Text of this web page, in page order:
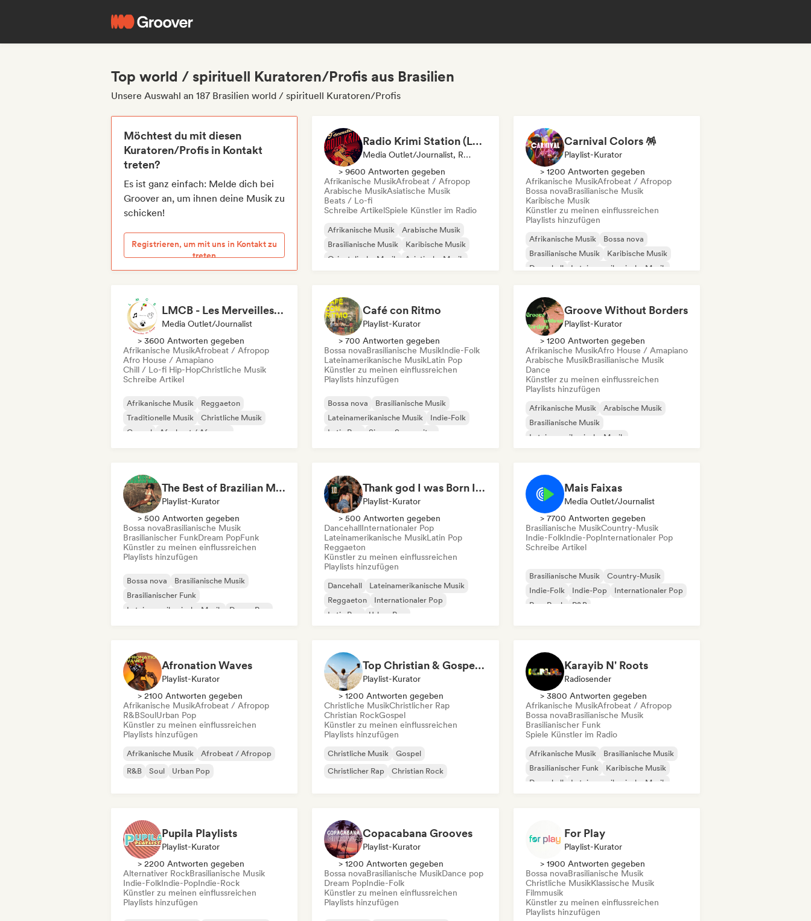
Top world / spirituell Kuratoren/Profis aus Brasilien
Unsere Auswahl an 187 Brasilien world / spirituell Kuratoren/Profis
Möchtest du mit diesen
Kuratoren/Profis in Kontakt
treten?
Es ist ganz einfach: Melde dich bei
Groover an, um ihnen deine Musik zu
schicken!
Registrieren, um mit uns in Kontakt zu
treten
Radio Krimi Station (La Radio)
Media Outlet/Journalist, Radiosender
> 9600 Antworten gegeben
Afrikanische MusikAfrobeat / Afropop
Arabische MusikAsiatische Musik
Beats / Lo-fi
Schreibe ArtikelSpiele Künstler im Radio
Afrikanische Musik
Arabische Musik
Brasilianische Musik
Karibische Musik
Orientalische Musik
Asiatische Musik
Carnival Colors 🪅
Playlist-Kurator
> 1200 Antworten gegeben
Afrikanische MusikAfrobeat / Afropop
Bossa novaBrasilianische Musik
Karibische Musik
Künstler zu meinen einflussreichen
Playlists hinzufügen
Afrikanische Musik
Bossa nova
Brasilianische Musik
Karibische Musik
Dancehall
Lateinamerikanische Musik
LMCB - Les Merveilles du Congo 🇨🇬
Media Outlet/Journalist
> 3600 Antworten gegeben
Afrikanische MusikAfrobeat / Afropop
Afro House / Amapiano
Chill / Lo-fi Hip-HopChristliche Musik
Schreibe Artikel
Afrikanische Musik
Reggaeton
Traditionelle Musik
Christliche Musik
Gospel
Afrobeat / Afropop
Café con Ritmo
Playlist-Kurator
> 700 Antworten gegeben
Bossa novaBrasilianische MusikIndie-Folk
Lateinamerikanische MusikLatin Pop
Künstler zu meinen einflussreichen
Playlists hinzufügen
Bossa nova
Brasilianische Musik
Lateinamerikanische Musik
Indie-Folk
Latin Pop
Singer-Songwriter
Groove Without Borders
Playlist-Kurator
> 1200 Antworten gegeben
Afrikanische MusikAfro House / Amapiano
Arabische MusikBrasilianische Musik
Dance
Künstler zu meinen einflussreichen
Playlists hinzufügen
Afrikanische Musik
Arabische Musik
Brasilianische Musik
Lateinamerikanische Musik
Indie-Dance
The Best of Brazilian Music 🇧🇷
Playlist-Kurator
> 500 Antworten gegeben
Bossa novaBrasilianische Musik
Brasilianischer FunkDream PopFunk
Künstler zu meinen einflussreichen
Playlists hinzufügen
Bossa nova
Brasilianische Musik
Brasilianischer Funk
Lateinamerikanische Musik
Dream Pop
Thank god I was Born In Latin America
Playlist-Kurator
> 500 Antworten gegeben
DancehallInternationaler Pop
Lateinamerikanische MusikLatin Pop
Reggaeton
Künstler zu meinen einflussreichen
Playlists hinzufügen
Dancehall
Lateinamerikanische Musik
Reggaeton
Internationaler Pop
Latin Pop
Urban Pop
Mais Faixas
Media Outlet/Journalist
> 7700 Antworten gegeben
Brasilianische MusikCountry-Musik
Indie-FolkIndie-PopInternationaler Pop
Schreibe Artikel
Brasilianische Musik
Country-Musik
Indie-Folk
Indie-Pop
Internationaler Pop
Pop-Rock
R&B
Afronation Waves
Playlist-Kurator
> 2100 Antworten gegeben
Afrikanische MusikAfrobeat / Afropop
R&BSoulUrban Pop
Künstler zu meinen einflussreichen
Playlists hinzufügen
Afrikanische Musik
Afrobeat / Afropop
R&B
Soul Urban Pop
Top Christian & Gospel for the Soul
Playlist-Kurator
> 1200 Antworten gegeben
Christliche MusikChristlicher Rap
Christian RockGospel
Künstler zu meinen einflussreichen
Playlists hinzufügen
Christliche Musik
Gospel
Christlicher Rap
Christian Rock
Karayib N' Roots
Radiosender
> 3800 Antworten gegeben
Afrikanische MusikAfrobeat / Afropop
Bossa novaBrasilianische Musik
Brasilianischer Funk
Spiele Künstler im Radio
Afrikanische Musik
Brasilianische Musik
Brasilianischer Funk
Karibische Musik
Dancehall
Lateinamerikanische Musik
Pupila Playlists
Playlist-Kurator
> 2200 Antworten gegeben
Alternativer RockBrasilianische Musik
Indie-FolkIndie-PopIndie-Rock
Künstler zu meinen einflussreichen
Playlists hinzufügen
Copacabana Grooves
Playlist-Kurator
> 1200 Antworten gegeben
Bossa novaBrasilianische MusikDance pop
Dream PopIndie-Folk
Künstler zu meinen einflussreichen
Playlists hinzufügen
For Play
Playlist-Kurator
> 1900 Antworten gegeben
Bossa novaBrasilianische Musik
Christliche MusikKlassische Musik
Filmmusik
Künstler zu meinen einflussreichen
Playlists hinzufügen